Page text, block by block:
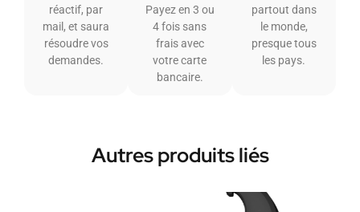
réactif, par
mail, et saura
résoudre vos
demandes.
Payez en 3 ou
4 fois sans
frais avec
votre carte
bancaire.
partout dans
le monde,
presque tous
les pays.
Autres produits liés